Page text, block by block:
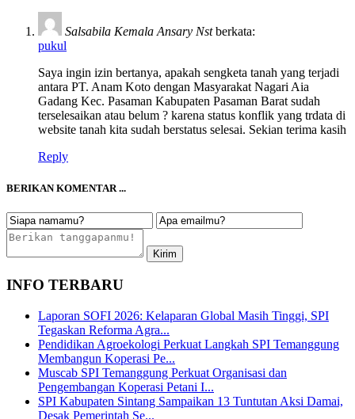
Salsabila Kemala Ansary Nst berkata:
pukul
Saya ingin izin bertanya, apakah sengketa tanah yang terjadi
antara PT. Anam Koto dengan Masyarakat Nagari Aia
Gadang Kec. Pasaman Kabupaten Pasaman Barat sudah
terselesaikan atau belum ? karena status konflik yang trdata di
website tanah kita sudah berstatus selesai. Sekian terima kasih
Reply
BERIKAN KOMENTAR ...
INFO TERBARU
Laporan SOFI 2026: Kelaparan Global Masih Tinggi, SPI
Tegaskan Reforma Agra...
Pendidikan Agroekologi Perkuat Langkah SPI Temanggung
Membangun Koperasi Pe...
Muscab SPI Temanggung Perkuat Organisasi dan
Pengembangan Koperasi Petani I...
SPI Kabupaten Sintang Sampaikan 13 Tuntutan Aksi Damai,
Desak Pemerintah Se...